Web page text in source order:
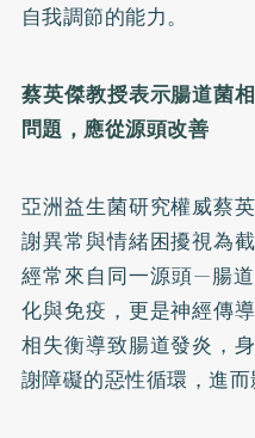
自我調節的能力。
蔡英傑教授表示腸道菌
問題，應從源頭改善
亞洲益生菌研究權威蔡
謝異常與情緒困擾視為
經常來自同一源頭—腸
化與免疫，更是神經傳
相失衡導致腸道發炎，
謝障礙的惡性循環，進而